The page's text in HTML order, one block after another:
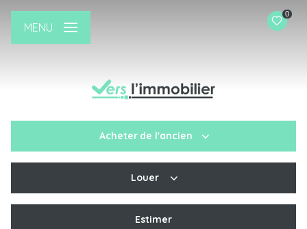
0
MENU
Acheter de l'ancien
Louer
Estimer